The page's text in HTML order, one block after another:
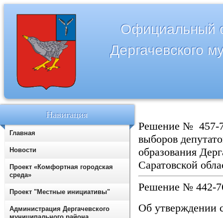
Официальный
Дергачевского
Решение № 457-
выборов
образования
Саратовской
Решение № 442-
Об утверждении
Навигация
Главная
Новости
Проект «Комфортная городская
среда»
Проект "Местные инициативы"
Администрация Дергачевского